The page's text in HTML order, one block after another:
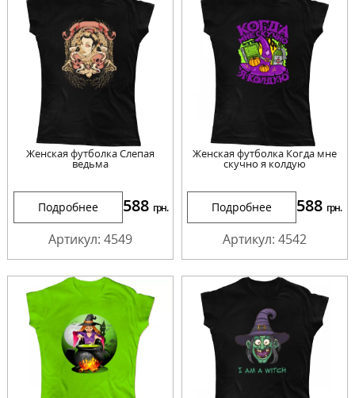
Женская футболка Слепая
ведьма
Подробнее 588 грн.
Артикул: 4549
Женская футболка Когда мне
скучно я колдую
Подробнее 588 грн.
Артикул: 4542